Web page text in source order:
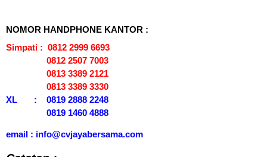
NOMOR HANDPHONE KANTOR :
Simpati : 0812 2999 6693
0812 2507 7003
0813 3389 2121
0813 3389 3330
XL : 0819 2888 2248
0819 1460 4888
email : info@cvjayabersama.com